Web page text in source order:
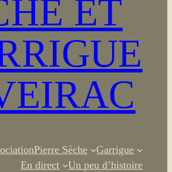
ET
Pierre Sèche
Garrigue
En direct
Un peu d’histoire